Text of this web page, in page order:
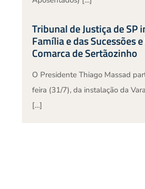
Tribunal de Justiça de SP
Família e das Sucessões e
Comarca de Sertãozinho
O Presidente Thiago Massad
feira (31/7), da instalação da
[…]